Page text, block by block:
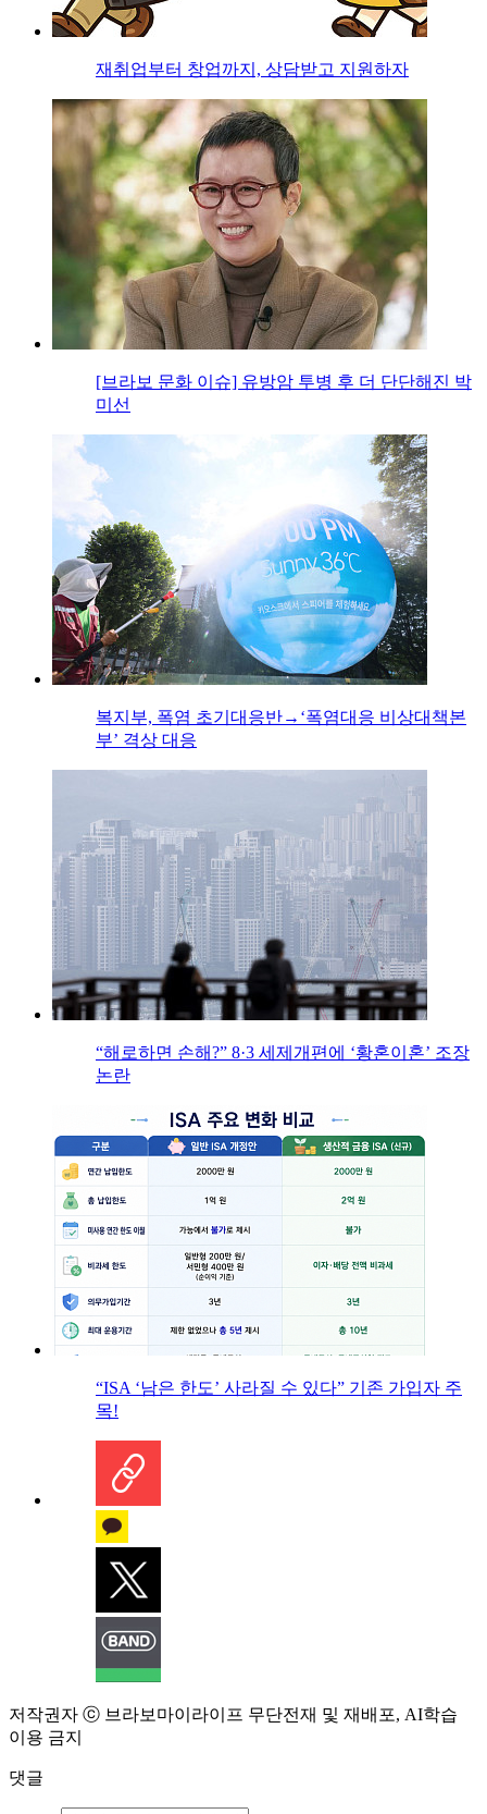
재취업부터 창업까지, 상담받고 지원하자
[브라보 문화 이슈] 유방암 투병 후 더 단단해진 박
미선
복지부, 폭염 초기대응반→‘폭염대응 비상대책본
부’ 격상 대응
“해로하면 손해?” 8·3 세제개편에 ‘황혼이혼’ 조장
논란
“ISA ‘남은 한도’ 사라질 수 있다” 기존 가입자 주
목!
저작권자 ⓒ 브라보마이라이프 무단전재 및 재배포, AI학습
이용 금지
댓글